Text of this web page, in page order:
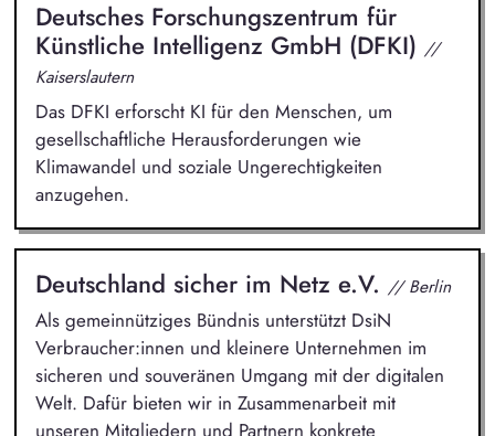
Deutsches Forschungszentrum für
Künstliche Intelligenz GmbH (DFKI) //
Kaiserslautern
Das DFKI erforscht KI für den Menschen, um
gesellschaftliche Herausforderungen wie
Klimawandel und soziale Ungerechtigkeiten
anzugehen.
Deutschland sicher im Netz e.V. // Berlin
Als gemeinnütziges Bündnis unterstützt DsiN
Verbraucher:innen und kleinere Unternehmen im
sicheren und souveränen Umgang mit der digitalen
Welt. Dafür bieten wir in Zusammenarbeit mit